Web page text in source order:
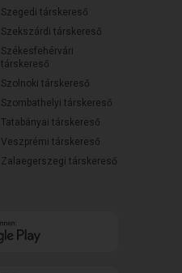
Szegedi társkereső
Szekszárdi társkereső
Székesfehérvári
társkereső
Szolnoki társkereső
Szombathelyi társkereső
Tatabányai társkereső
Veszprémi társkereső
Zalaegerszegi társkereső